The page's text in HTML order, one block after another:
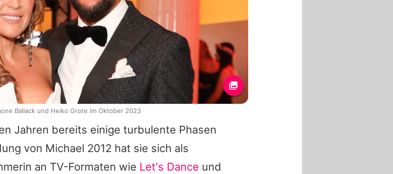
Jahren bereits einige turbulente Phasen
von Michael 2012 hat sie sich als
an TV-Formaten wie Let's Dance und
Ballack und Heiko Grote im Oktober 2023